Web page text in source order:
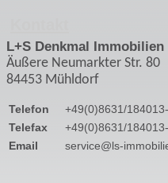
L+S Denkmal Immobilien
Äußere Neumarkter Str. 80
84453 Mühldorf
Telefon
+49(0)8631/
Telefax
+49(0)8631/
Email
service@ls-